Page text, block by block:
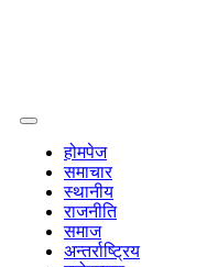
होमपेज
समाचार
स्थानीय
राजनीति
समाज
अन्तर्राष्ट्रिय